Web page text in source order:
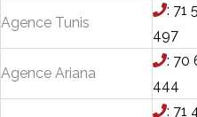
Agence Tunis
: 71
497
Agence Ariana
: 70
444
: 71